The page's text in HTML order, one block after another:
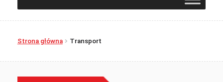
Strona główna Transport